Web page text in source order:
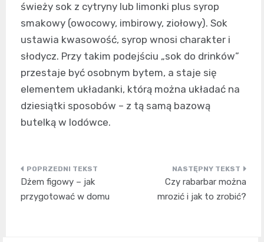
świeży sok z cytryny lub limonki plus syrop
smakowy (owocowy, imbirowy, ziołowy). Sok
ustawia kwasowość, syrop wnosi charakter i
słodycz. Przy takim podejściu „sok do drinków”
przestaje być osobnym bytem, a staje się
elementem układanki, którą można układać na
dziesiątki sposobów – z tą samą bazową
butelką w lodówce.
Nawigacja
wpisu
Dżem figowy – jak
przygotować w domu
Czy rabarbar można
mrozić i jak to zrobić?